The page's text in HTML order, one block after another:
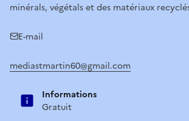
minérals, végétals et des matériaux
E-mail
mediastmartin60@gmail.com
Informations
Gratuit